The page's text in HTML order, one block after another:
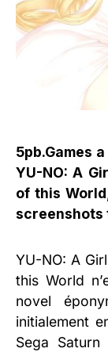
5pb.Games
YU-NO: A
of this
screenshots
YU-NO: A
this World
novel
initialement
Sega